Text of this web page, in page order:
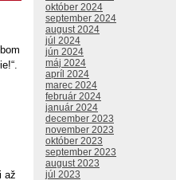
až
október 2024
september 2024
august 2024
júl 2024
jún 2024
máj 2024
apríl 2024
marec 2024
február 2024
január 2024
december 2023
november 2023
október 2023
september 2023
august 2023
júl 2023